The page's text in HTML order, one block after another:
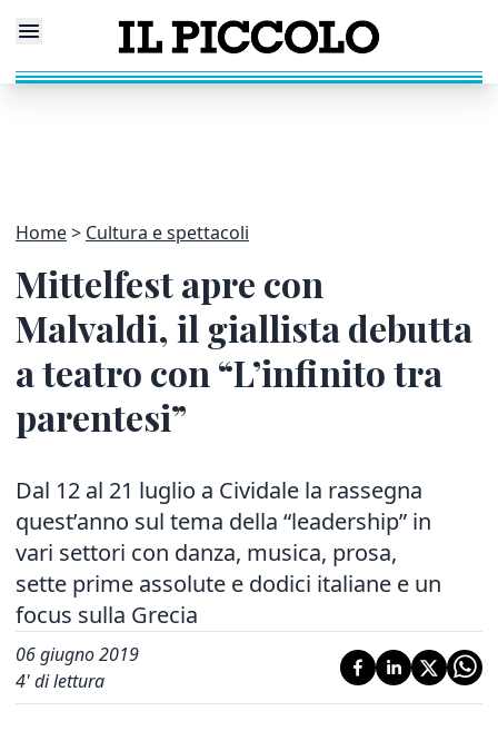
Home Cultura e spettacoli
Mittelfest apre con
Malvaldi, il giallista debutta
a teatro con “L’infinito tra
parentesi”
Dal 12 al 21 luglio a Cividale la rassegna
quest’anno sul tema della “leadership” in
vari settori con danza, musica, prosa,
sette prime assolute e dodici italiane e un
focus sulla Grecia
06 giugno 2019
4' di lettura